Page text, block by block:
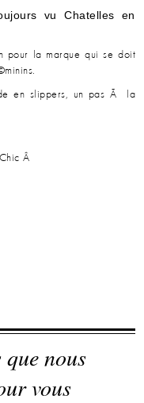
vu Chatelles en
pour la marque qui se doit
en slippers, un pas Ã la
Â
nous
vous